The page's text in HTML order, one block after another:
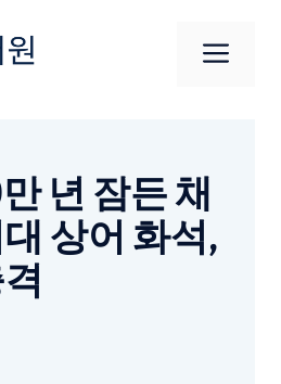
메
년 잠든 채
상어 화석,